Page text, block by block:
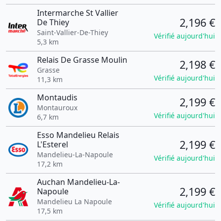
Intermarche St Vallier
De Thiey
Saint-Vallier-De-Thiey
5,3 km
2,196 €
Vérifié aujourd'hui
Relais De Grasse Moulin
Grasse
11,3 km
2,198 €
Vérifié aujourd'hui
Montaudis
Montauroux
6,7 km
2,199 €
Vérifié aujourd'hui
Esso Mandelieu Relais
L'Esterel
Mandelieu-La-Napoule
17,2 km
2,199 €
Vérifié aujourd'hui
Auchan Mandelieu-La-
Napoule
Mandelieu La Napoule
17,5 km
2,199 €
Vérifié aujourd'hui